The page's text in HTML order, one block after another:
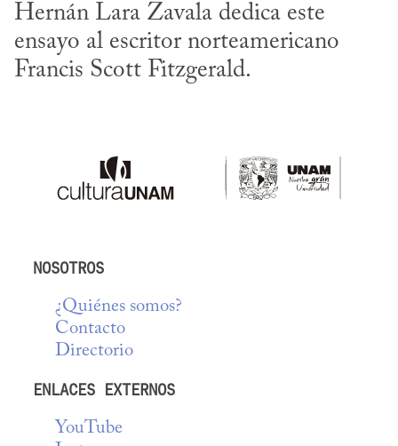
Hernán Lara Zavala dedica este
ensayo al escritor norteamericano
Francis Scott Fitzgerald.
NOSOTROS
¿Quiénes somos?
Contacto
Directorio
ENLACES EXTERNOS
YouTube